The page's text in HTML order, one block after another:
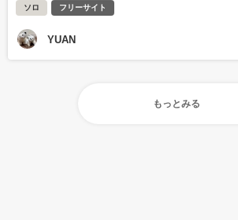
ソロ フリーサイト
YUAN
もっとみる